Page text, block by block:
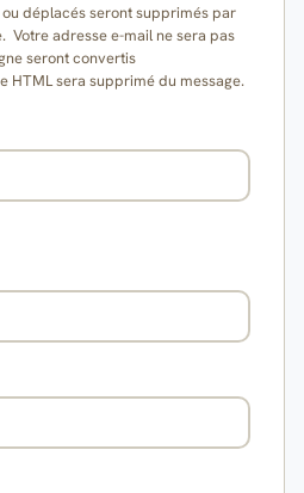
déplacés seront supprimés par
Votre adresse e-mail ne sera pas
seront convertis
HTML sera supprimé du message.